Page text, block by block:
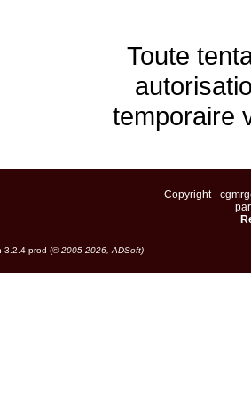
Toute
temporaire
Copyright -
3.2.4-prod (©2005-2026, ADSoft)